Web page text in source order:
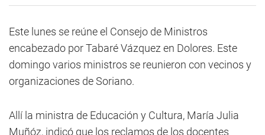
Este lunes se reúne el Consejo de Ministros
encabezado por Tabaré Vázquez en Dolores. Este
domingo varios ministros se reunieron con vecinos y
organizaciones de Soriano.
Allí la ministra de Educación y Cultura, María Julia
Muñóz, indicó que los reclamos de los docentes